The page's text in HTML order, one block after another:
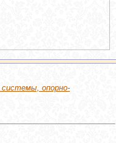
системы, опорно-